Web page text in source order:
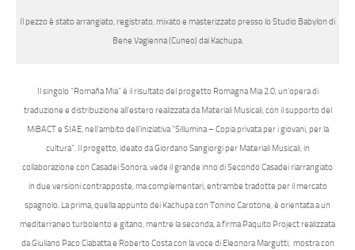
Il pezzo è stato arrangiato, registrato, mixato e masterizzato presso loStudio Babylon di
Bene Vagienna (Cuneo) dai Kachupa.
Il singolo “Romaña Mia” è il risultato del progetto Romagna Mia 2.0, un’opera di
traduzione e distribuzione all’estero realizzata daMateriali Musicali, con il supporto del
MiBACT e SIAE, nell’ambito dell’iniziativa “Sillumina – Copia privata per i giovani, per la
cultura”. Il progetto, ideato daGiordano Sangiorgiper Materiali Musicali, in
collaborazione con Casadei Sonora, vede il grande inno di Secondo Casadei riarrangiato
in due versioni contrapposte, ma complementari, entrambe tradotte per il mercato
spagnolo. La prima, quella appunto dei Kachupacon Tonino Carotone, è orientata a un
mediterraneo turbolento e gitano, mentre la seconda, a firmaPaquito Projectrealizzata
daGiuliano Paco Ciabattae Roberto Costacon la voce di Eleonora Margutti,mostra con